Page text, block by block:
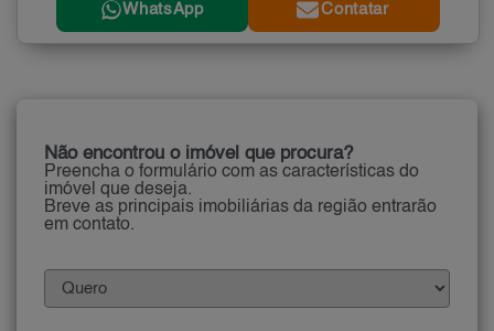
WhatsApp Contatar
Não encontrou o imóvel que procura?
Preencha o formulário com as características do
imóvel que deseja.
Breve as principais imobiliárias da região entrarão
em contato.